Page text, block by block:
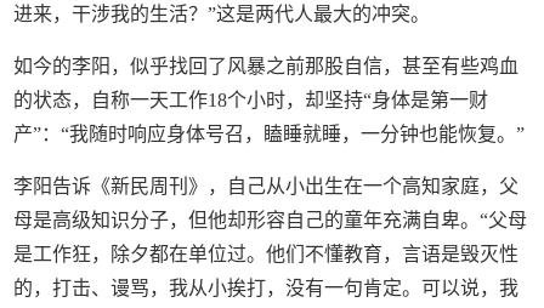
进来，干涉我的生活？”这是两代人最大的冲突。
如今的李阳，似乎找回了风暴之前那股自信，甚至有些鸡血
的状态，自称一天工作18个小时，却坚持“身体是第一财
产”：“我随时响应身体号召，瞌睡就睡，一分钟也能恢复。”
李阳告诉《新民周刊》，自己从小出生在一个高知家庭，父
母是高级知识分子，但他却形容自己的童年充满自卑。“父母
是工作狂，除夕都在单位过。他们不懂教育，言语是毁灭性
的，打击、谩骂，我从小挨打，没有一句肯定。可以说，我